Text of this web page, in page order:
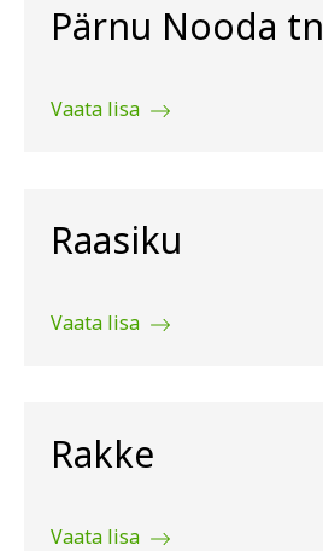
Pärnu Nooda tn
Vaata lisa
Raasiku
Vaata lisa
Rakke
Vaata lisa